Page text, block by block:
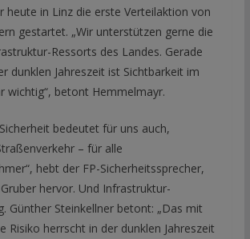
heute in Linz die erste Verteilaktion von
gestartet. „Wir unterstützen gerne die
Ressorts des Landes. Gerade
dunklen Jahreszeit ist Sichtbarkeit im
wichtig“, betont Hemmelmayr.
bedeutet für uns auch,
– für alle
hebt der FP-Sicherheitssprecher,
hervor. Und Infrastruktur-
Günther Steinkellner betont: „Das mit
Risiko herrscht in der dunklen Jahreszeit